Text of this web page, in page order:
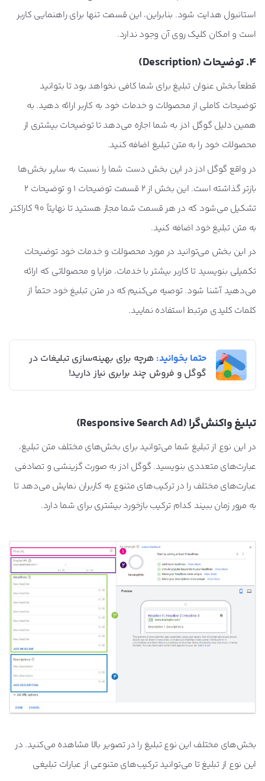
استانبول هدایت شود. بنابراین، این قسمت تنها برای راهنمایی کاربر
است و امکان کلیک روی آن وجود ندارد.
4. توضیحات ( Description
)
قطعاً بخش عنوان تبلیغ برای شما کافی نخواهد بود تا بتوانید
توضیحات کاملی از محصولات و خدمات خود به کاربر ارائه دهید. به
همین دلیل گوگل ادز به شما اجازه می‌دهد تا توضیحات بیشتری از
محصولات خود را به متن تبلیغ اضافه کنید.
در واقع گوگل ادز در این بخش دست شما را نسبت به سایر بخش‌ها
بازتر گذاشته است. این بخش از 2 قسمت توضیحات 1 و توضیحات 2
تشکیل می‌شود که در هر قسمت شما مجاز هستید تا نهایتاً 90 کاراکتر
به متن تبلیغ خود اضافه کنید.
در این بخش می‌توانید در مورد محصولات و خدمات خود توضیحات
تکمیلی بنویسید تا کاربر بیشتر با خدمات، مزایا و محصولاتی که ارائه
می‌دهید آشنا شود. توصیه می‌کنیم که در متن تبلیغ خود حتماً از
کلمات کلیدی مرتبط استفاده نمایید.
حتما بخوانید: هرچه برای بهینه‌سازی تبلیغات در
گوگل و فروش چند برابری نیاز دارید!
تبلیغ واکنش‌گرا (Responsive Search Ad)
در این نوع از تبلیغ شما می‌توانید برای بخش‌های مختلف متن تبلیغ،
عبارت‌های متعددی بنویسید. گوگل ادز به صورت گزینشی و تصادفی
عبارت‌های مختلف را در ترکیب‌های متنوع به کاربران نمایش می‌دهد تا
به مرور زمان ببیند کدام ترکیب بازخورد بیشتری برای شما دارد.
بخش‌های مختلف این نوع تبلیغ را در تصویر بالا مشاهده می‌کنید. در
این نوع از تبلیغ تا می‌توانید ترکیب‌های متنوعی از عبارات تبلیغی